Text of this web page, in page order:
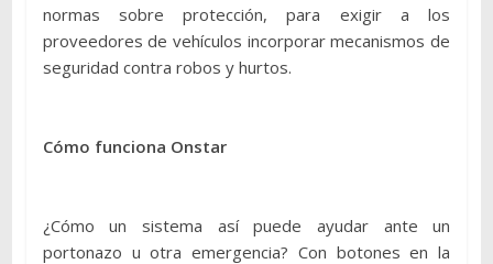
normas sobre protección, para exigir a los
proveedores de vehículos incorporar mecanismos de
seguridad contra robos y hurtos.
Cómo funciona Onstar
¿Cómo un sistema así puede ayudar ante un
portonazo u otra emergencia? Con botones en la